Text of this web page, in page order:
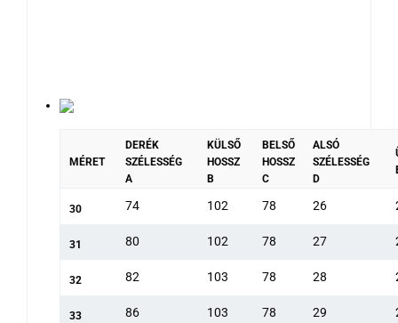
MÉRET
DERÉK
SZÉLESSÉG
A
KÜLSŐ
HOSSZ
B
BELSŐ
HOSSZ
C
ALSÓ
SZÉLESSÉG
D
30 74 102 78 26
31 80 102 78 27
32 82 103 78 28
33 86 103 78 29